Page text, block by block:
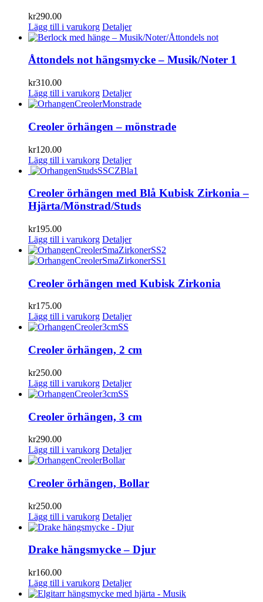
kr290.00
Lägg till i varukorg Detaljer
Åttondels not hängsmycke – Musik/Noter 1
kr310.00
Lägg till i varukorg Detaljer
Creoler örhängen – mönstrade
kr120.00
Lägg till i varukorg Detaljer
Creoler örhängen med Blå Kubisk Zirkonia –
Hjärta/Mönstrad/Studs
kr195.00
Lägg till i varukorg Detaljer
Creoler örhängen med Kubisk Zirkonia
kr175.00
Lägg till i varukorg Detaljer
Creoler örhängen, 2 cm
kr250.00
Lägg till i varukorg Detaljer
Creoler örhängen, 3 cm
kr290.00
Lägg till i varukorg Detaljer
Creoler örhängen, Bollar
kr250.00
Lägg till i varukorg Detaljer
Drake hängsmycke – Djur
kr160.00
Lägg till i varukorg Detaljer